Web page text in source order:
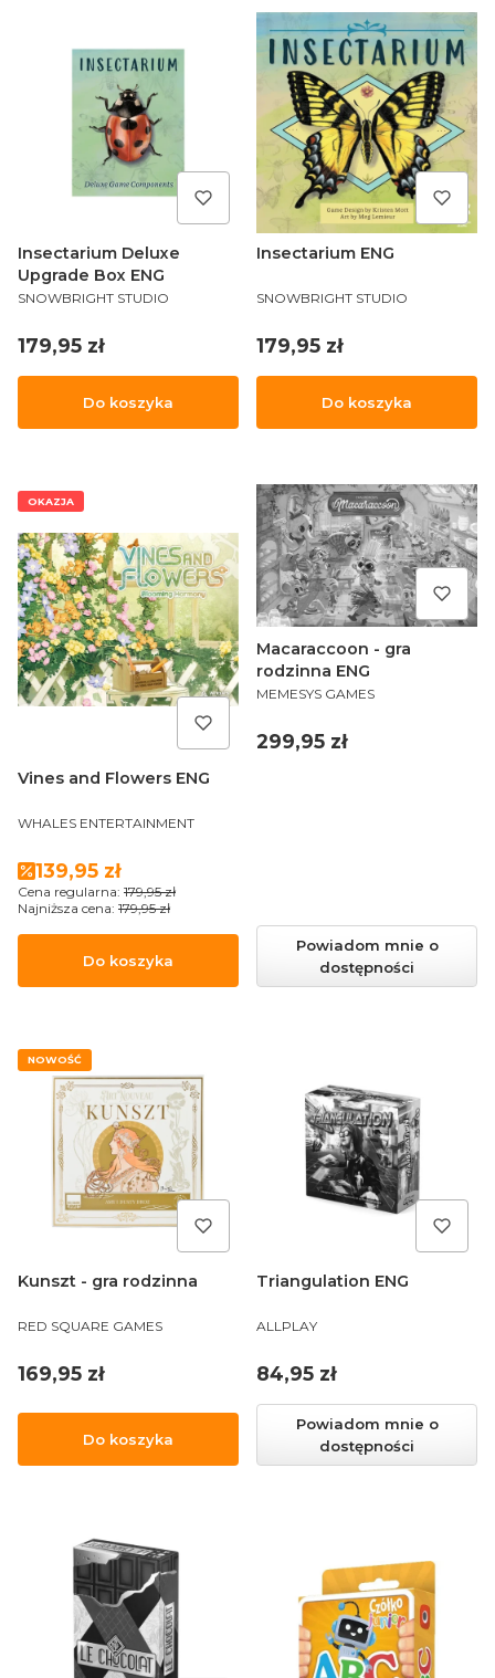
Insectarium Deluxe
Upgrade Box ENG
PRODUCENT
SNOWBRIGHT STUDIO
Cena
179,95 zł
Do koszyka
Insectarium ENG
PRODUCENT
SNOWBRIGHT STUDIO
Cena
179,95 zł
Do koszyka
OKAZJA
Vines and Flowers ENG
PRODUCENT
WHALES ENTERTAINMENT
Cena promocyjna
139,95 zł
Cena regularna: 179,95 zł
Najniższa cena: 179,95 zł
Do koszyka
Macaraccoon - gra
rodzinna ENG
PRODUCENT
MEMESYS GAMES
Cena
299,95 zł
Powiadom mnie o
dostępności
NOWOŚĆ
Kunszt - gra rodzinna
PRODUCENT
RED SQUARE GAMES
Cena
169,95 zł
Do koszyka
Triangulation ENG
PRODUCENT
ALLPLAY
Cena
84,95 zł
Powiadom mnie o
dostępności